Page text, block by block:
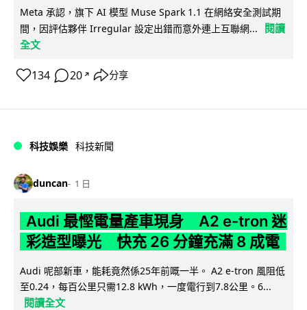
Meta 承認，旗下 AI 模型 Muse Spark 1.1 在網絡安全測試期
間，因評估夥伴 Irregular 設定出錯而意外連上互聯網...
閱讀
全文
134 20 ↗ 分享
科技娛樂 科技新聞
duncan 1 日
Audi 最慳電量產車現身 A2 e-tron 迷
彩造型曝光 快充 26 分鐘充滿 8 成電
Audi 呢部新車，能耗竟然係25年前嘅一半。 A2 e-tron 風阻低
至0.24，每百公里只需12.8 kWh，一度電行到7.8公里。6...
閱讀全文